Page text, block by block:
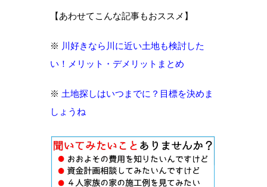
【あわせてこんな記事もおススメ】
※ 川好きなら川に近い土地も検討した
い！メリット・デメリットまとめ
※ 土地探しはいつまでに？目標を決めま
しょうね